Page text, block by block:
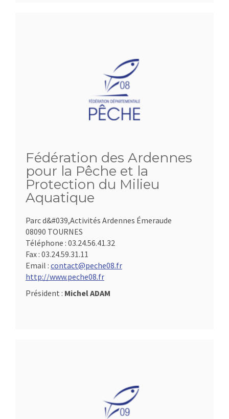
Fédération des Ardennes
pour la Pêche et la
Protection du Milieu
Aquatique
Parc d&#039,Activités Ardennes Émeraude
08090 TOURNES
Téléphone : 03.24.56.41.32
Fax : 03.24.59.31.11
Email : contact@peche08.fr
http://www.peche08.fr
Président : Michel ADAM